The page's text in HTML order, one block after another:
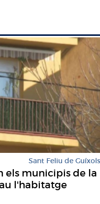
Sant Feliu de Guíxols
els municipis de la
l'habitatge